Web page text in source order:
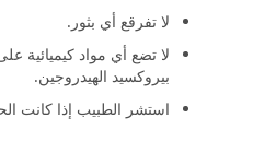
لا تفرقع أي بثور.
لا تضع أي مواد كيميائية
بيروكسيد الهيدروجين.
استشر الطبيب إذا كانت